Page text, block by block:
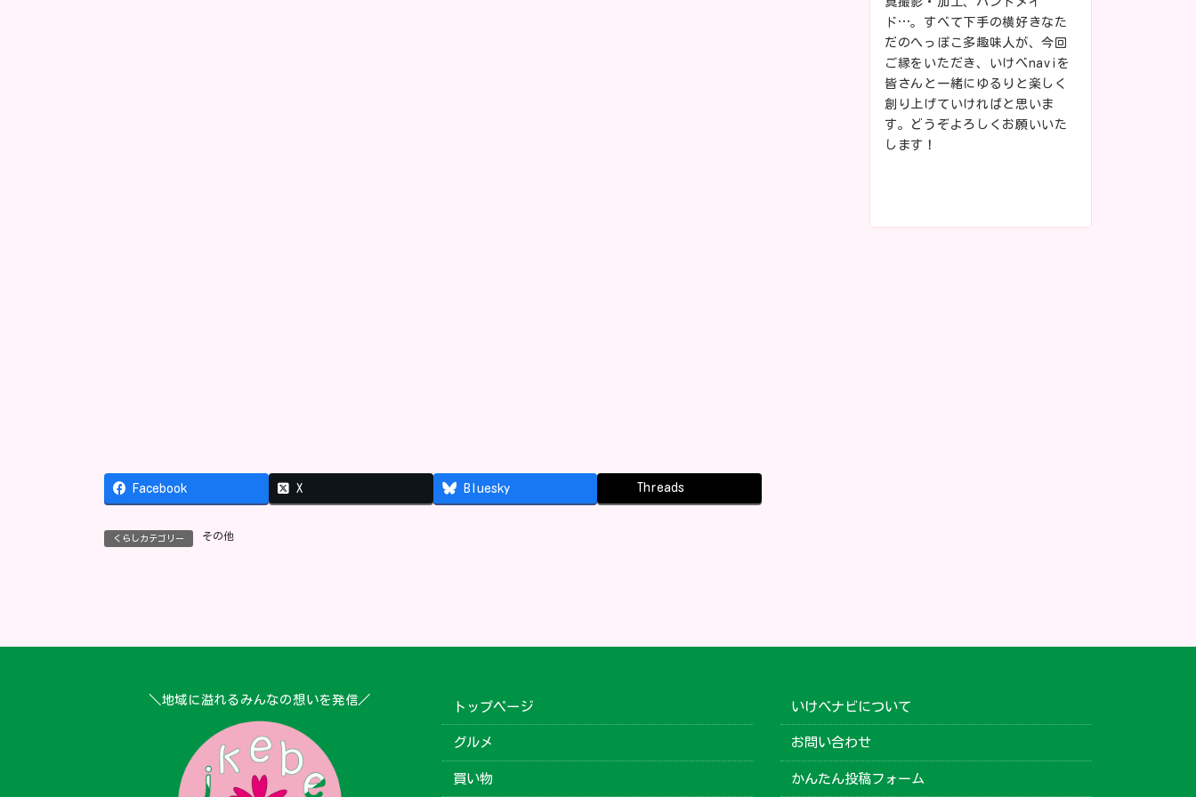
Facebook X Bluesky Threads
くらしカテゴリー その他
ド…。すべて下手の横好きなた
だのへっぽこ多趣味人が、今回
ご縁をいただき、いけべnaviを
皆さんと一緒にゆるりと楽しく
創り上げていければと思いま
す。どうぞよろしくお願いいた
します！
＼地域に溢れるみんなの想いを発信／
トップページ
グルメ
買い物
いけべナビについて
お問い合わせ
かんたん投稿フォーム